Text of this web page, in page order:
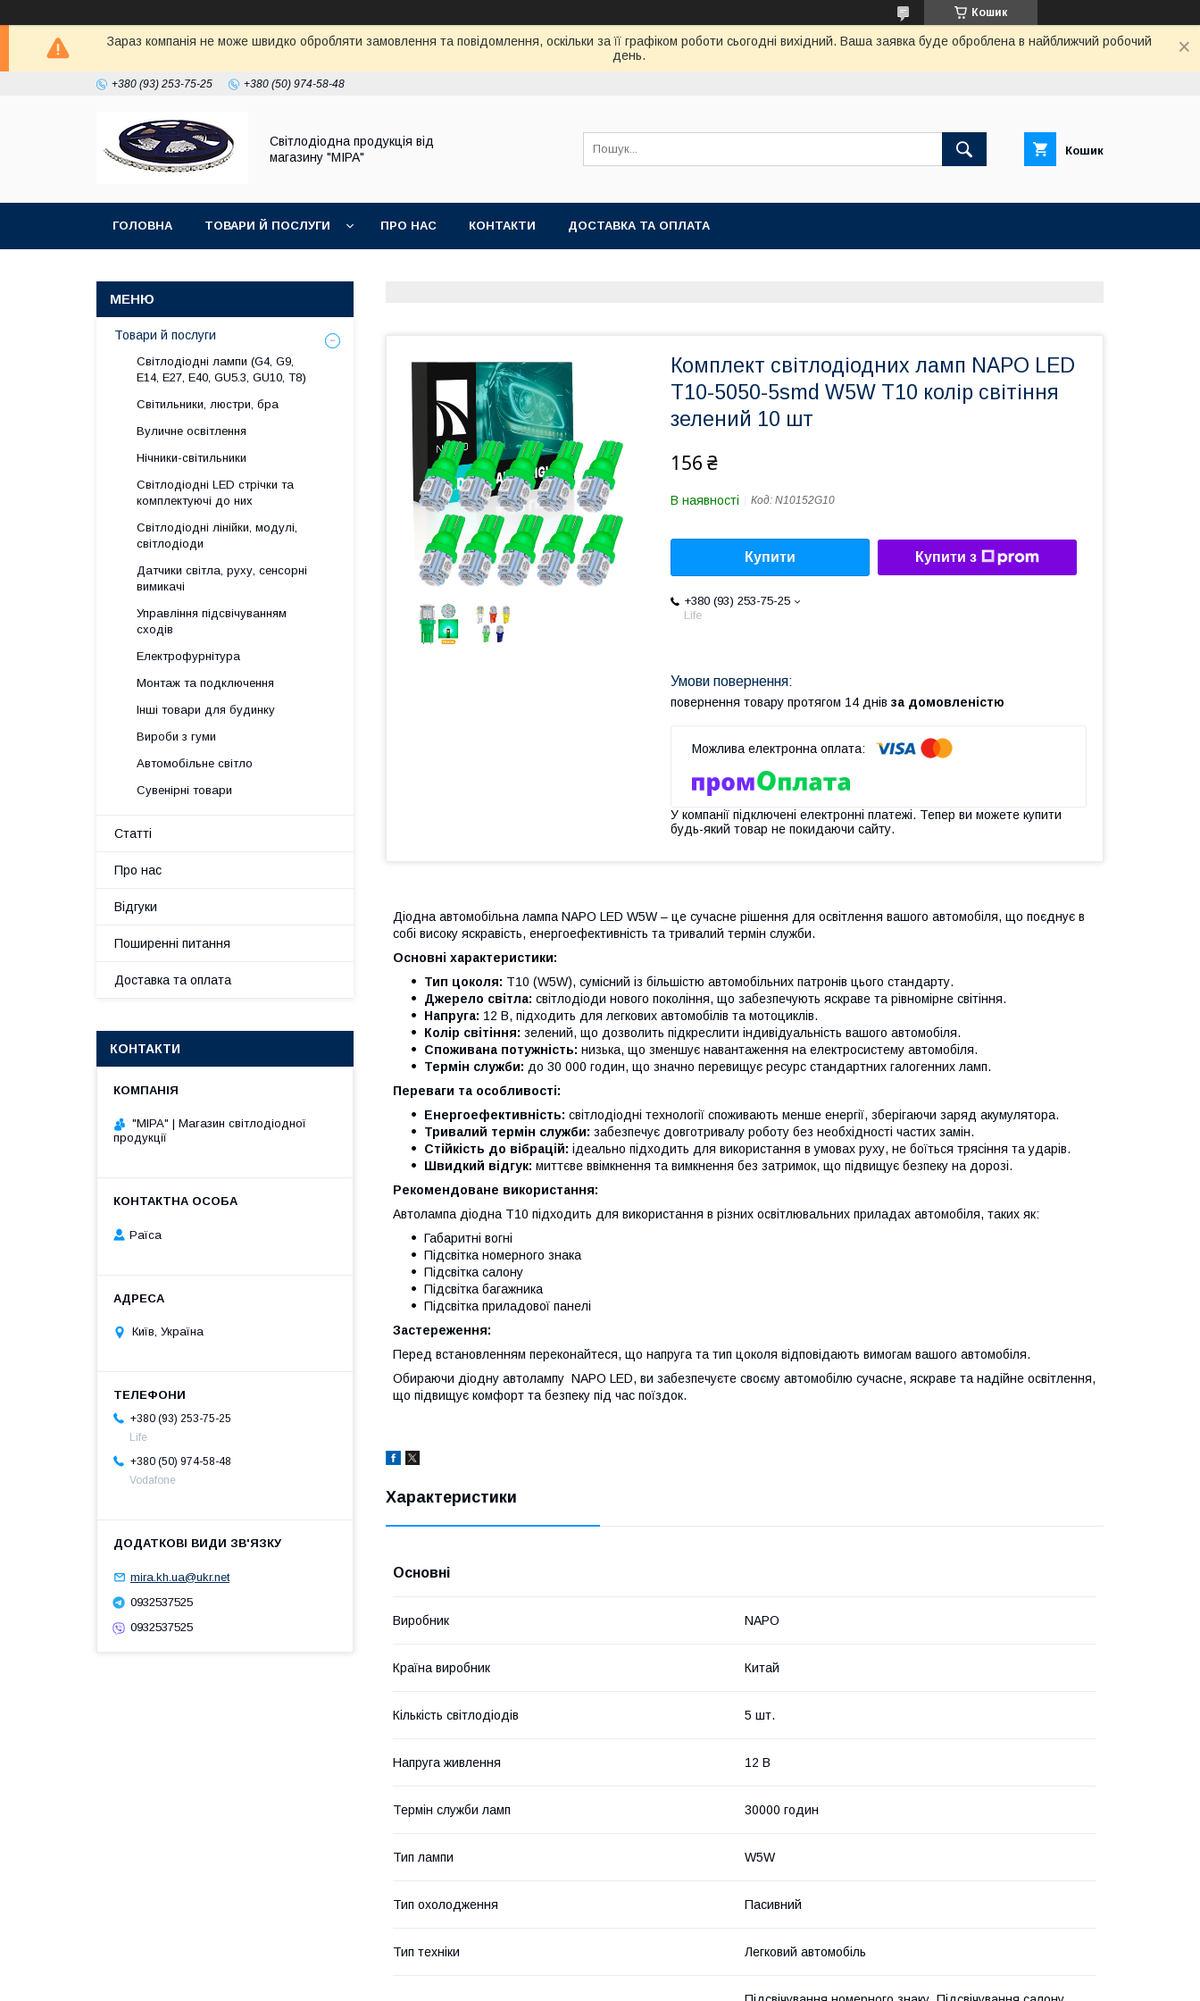
Кошик
Зараз компанія не може швидко обробляти замовлення та повідомлення, оскільки за її графіком роботи сьогодні вихідний. Ваша заявка буде оброблена в найближчий робочий
день.
+380 (93) 253-75-25 +380 (50) 974-58-48
Світлодіодна продукція від
магазину "МІРА"
Кошик
ГОЛОВНА ТОВАРИ Й ПОСЛУГИ ПРО НАС КОНТАКТИ ДОСТАВКА ТА ОПЛАТА
Комплект світлодіодних ламп NAPO LED
T10-5050-5smd W5W T10 колір світіння
зелений 10 шт
156 ₴
В наявності Код: N10152G10
Купити Купити з
+380 (93) 253-75-25
Life
повернення товару протягом 14 днів за домовленістю
У компанії підключені електронні платежі. Тепер ви можете купити
будь-який товар не покидаючи сайту.
Діодна автомобільна лампа NAPO LED W5W – це сучасне рішення для освітлення вашого автомобіля, що поєднує в
собі високу яскравість, енергоефективність та тривалий термін служби.
Основні характеристики:
Тип цоколя: T10 (W5W), сумісний із більшістю автомобільних патронів цього стандарту.
Джерело світла: світлодіоди нового покоління, що забезпечують яскраве та рівномірне світіння.
Напруга: 12 В, підходить для легкових автомобілів та мотоциклів.
Колір світіння: зелений, що дозволить підкреслити індивідуальність вашого автомобіля.
Споживана потужність: низька, що зменшує навантаження на електросистему автомобіля.
Термін служби: до 30 000 годин, що значно перевищує ресурс стандартних галогенних ламп.
Переваги та особливості:
Енергоефективність: світлодіодні технології споживають менше енергії, зберігаючи заряд акумулятора.
Тривалий термін служби: забезпечує довготривалу роботу без необхідності частих замін.
Стійкість до вібрацій: ідеально підходить для використання в умовах руху, не боїться трясіння та ударів.
Швидкий відгук: миттєве ввімкнення та вимкнення без затримок, що підвищує безпеку на дорозі.
Рекомендоване використання:
Автолампа діодна T10 підходить для використання в різних освітлювальних приладах автомобіля, таких як:
Габаритні вогні
Підсвітка номерного знака
Підсвітка салону
Підсвітка багажника
Підсвітка приладової панелі
Застереження:
Перед встановленням переконайтеся, що напруга та тип цоколя відповідають вимогам вашого автомобіля.
Обираючи діодну автолампу NAPO LED, ви забезпечуєте своєму автомобілю сучасне, яскраве та надійне освітлення,
що підвищує комфорт та безпеку під час поїздок.
Характеристики
Основні
Виробник NAPO
Країна виробник Китай
Кількість світлодіодів 5 шт.
Напруга живлення 12 В
Термін служби ламп 30000 годин
Тип лампи W5W
Тип охолодження Пасивний
Тип техніки Легковий автомобіль
Товари й послуги
Світлодіодні лампи (G4, G9,
E14, E27, Е40, GU5.3, GU10, Т8)
Світильники, люстри, бра
Вуличне освітлення
Нічники-світильники
Світлодіодні LED стрічки та
комплектуючі до них
Світлодіодні лінійки, модулі,
світлодіоди
Датчики світла, руху, сенсорні
вимикачі
Управління підсвічуванням
сходів
Електрофурнітура
Монтаж та подключення
Інші товари для будинку
Вироби з гуми
Автомобільне світло
Сувенірні товари
Статті
Про нас
Відгуки
Поширенні питання
Доставка та оплата
КОНТАКТИ
"МІРА" | Магазин світлодіодної
продукції
Раїса
Київ, Україна
+380 (93) 253-75-25
Life
+380 (50) 974-58-48
Vodafone
mira.kh.ua@ukr.net
0932537525
0932537525